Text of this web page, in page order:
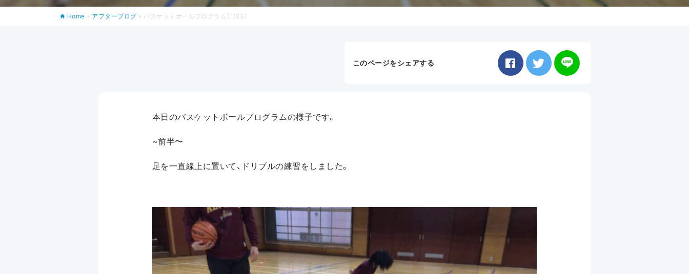
Home » アフターブログ »バスケットボールプログラム（1/23）
このページをシェアする
本日のバスケットボールプログラムの様子です。
~前半〜
足を一直線上に置いて、ドリブルの練習をしました。